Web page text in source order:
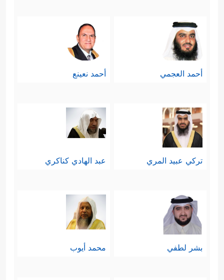
أحمد العجمي أحمد نعينع
تركي عبيد المري عبد الهادي كناكري
بشر لطفي محمد أيوب